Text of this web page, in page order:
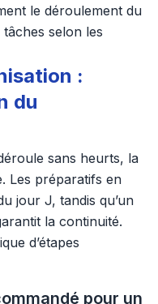
le déroulement du
selon les
:
du
sans heurts, la
Les préparatifs en
jour J, tandis qu’un
la continuité.
d’étapes
pour un